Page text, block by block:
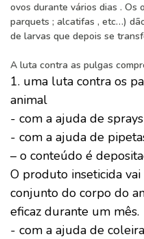
ovos durante vários dias . Os
parquets ; alcatifas , etc…)
de larvas que depois se
A luta contra as pulgas
1. uma luta contra os
animal
- com a ajuda de
- com a ajuda de
– o conteúdo é
O produto inseticida
conjunto do corpo do
eficaz durante um mês.
- com a ajuda de